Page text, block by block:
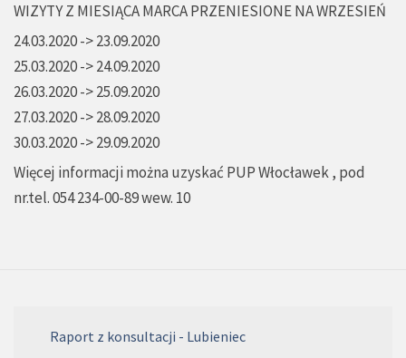
WIZYTY Z MIESIĄCA MARCA PRZENIESIONE NA WRZESIEŃ
24.03.2020 -> 23.09.2020
25.03.2020 -> 24.09.2020
26.03.2020 -> 25.09.2020
27.03.2020 -> 28.09.2020
30.03.2020 -> 29.09.2020
Więcej informacji można uzyskać PUP Włocławek , pod
nr.tel. 054 234-00-89 wew. 10
Raport z konsultacji - Lubieniec